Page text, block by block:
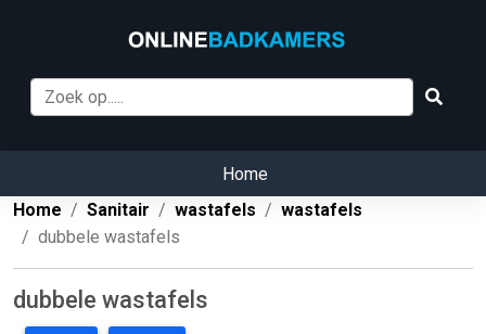
Home
Home
Sanitair wastafels
wastafels
dubbele wastafels
dubbele wastafels